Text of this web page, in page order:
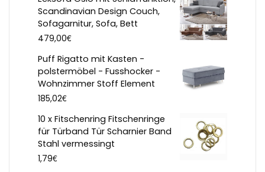
Scandinavian Design Couch,
Sofagarnitur, Sofa, Bett
479,00€
Puff Rigatto mit Kasten -
polstermöbel - Fusshocker -
Wohnzimmer Stoff Element
185,02€
10 x Fitschenring Fitschenringe
für Türband Tür Scharnier Band
Stahl vermessingt
1,79€